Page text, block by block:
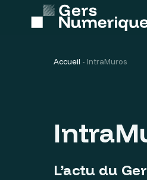
Contenu
principal
Accueil - IntraMuros
L’actu du